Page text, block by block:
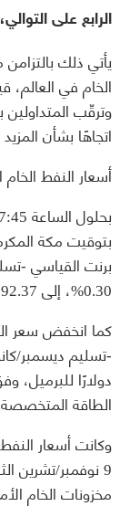
الرابع على
يأتي ذلك
الخام في العالم،
وترقّب
اتجاهًا بشأن
أسعار النفط الخام
بتوقيت مكة
0.30%، إلى 92.37 دولارًا للبرميل.
كما انخفض سعر
دولارًا للبرميل،
الطاقة
وكانت أسعار
مخزونات الخام